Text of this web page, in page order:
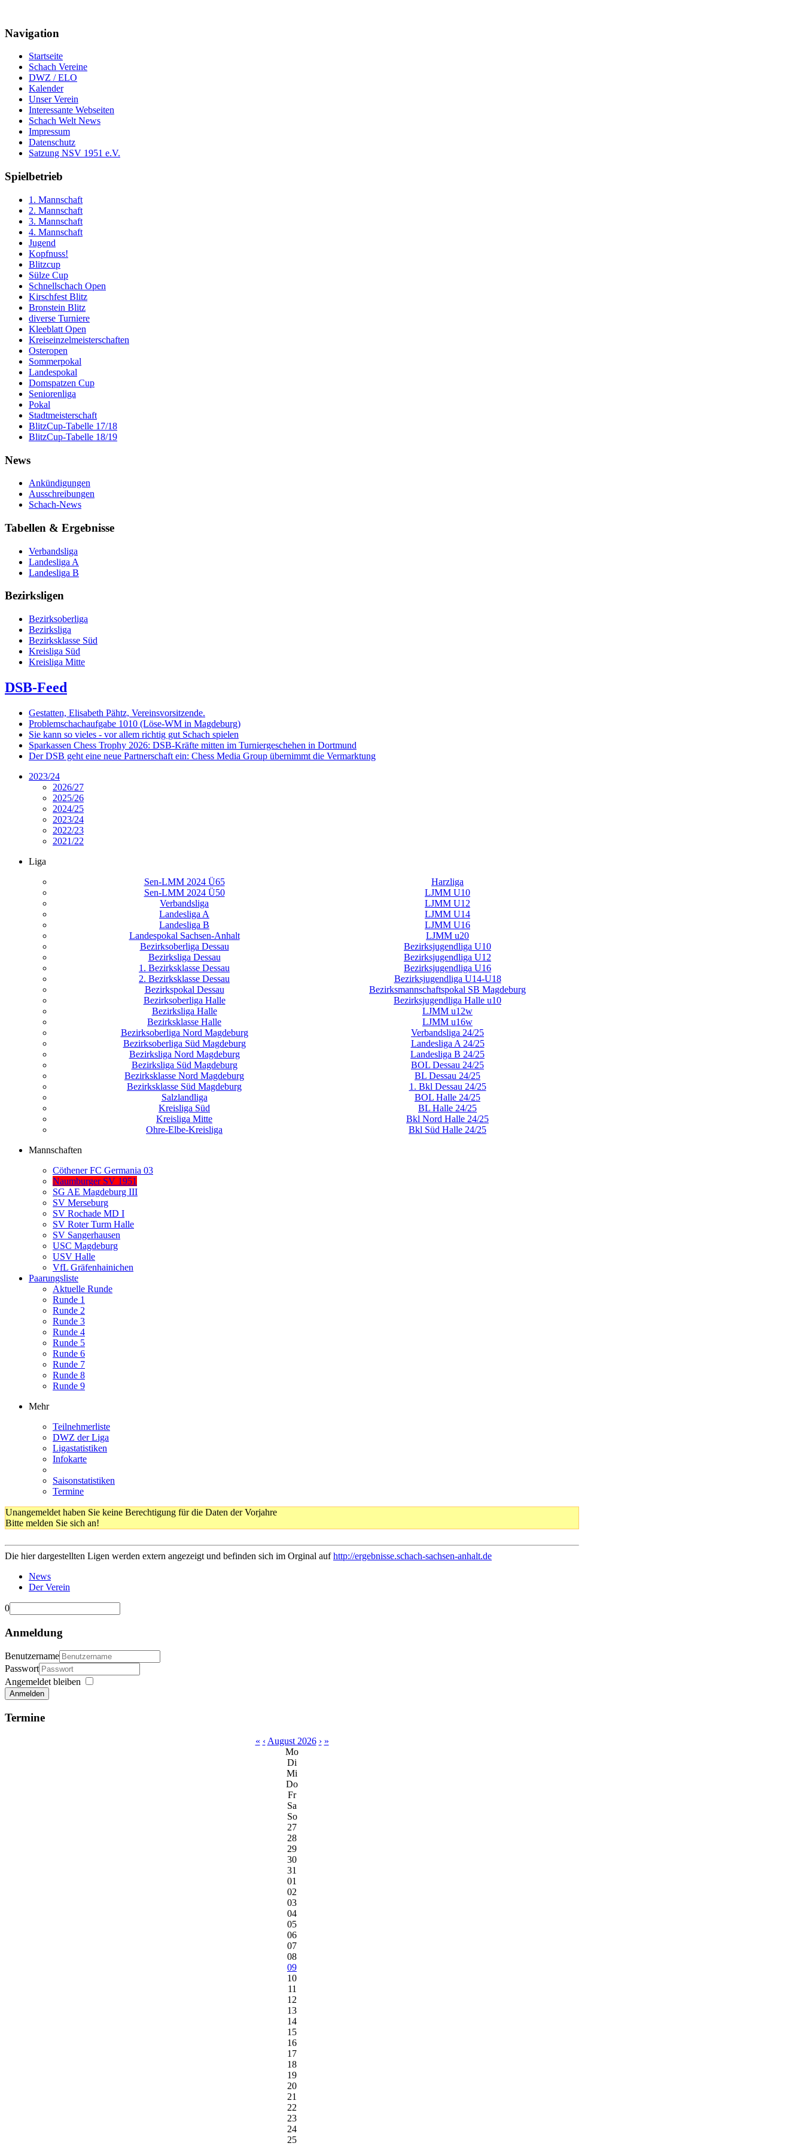
Navigation
Startseite
Schach Vereine
DWZ / ELO
Kalender
Unser Verein
Interessante Webseiten
Schach Welt News
Impressum
Datenschutz
Satzung NSV 1951 e.V.
Spielbetrieb
1. Mannschaft
2. Mannschaft
3. Mannschaft
4. Mannschaft
Jugend
Kopfnuss!
Blitzcup
Sülze Cup
Schnellschach Open
Kirschfest Blitz
Bronstein Blitz
diverse Turniere
Kleeblatt Open
Kreiseinzelmeisterschaften
Osteropen
Sommerpokal
Landespokal
Domspatzen Cup
Seniorenliga
Pokal
Stadtmeisterschaft
BlitzCup-Tabelle 17/18
BlitzCup-Tabelle 18/19
News
Ankündigungen
Ausschreibungen
Schach-News
Tabellen & Ergebnisse
Verbandsliga
Landesliga A
Landesliga B
Bezirksligen
Bezirksoberliga
Bezirksliga
Bezirksklasse Süd
Kreisliga Süd
Kreisliga Mitte
DSB-Feed
Gestatten, Elisabeth Pähtz, Vereinsvorsitzende.
Problemschachaufgabe 1010 (Löse-WM in Magdeburg)
Sie kann so vieles - vor allem richtig gut Schach spielen
Sparkassen Chess Trophy 2026: DSB-Kräfte mitten im Turniergeschehen in Dortmund
Der DSB geht eine neue Partnerschaft ein: Chess Media Group übernimmt die Vermarktung
2023/24
2026/27
2025/26
2024/25
2023/24
2022/23
2021/22
Liga
Sen-LMM 2024 Ü65
Harzliga
Sen-LMM 2024 Ü50
LJMM U10
Verbandsliga
LJMM U12
Landesliga A
LJMM U14
Landesliga B
LJMM U16
Landespokal Sachsen-Anhalt
LJMM u20
Bezirksoberliga Dessau
Bezirksjugendliga U10
Bezirksliga Dessau
Bezirksjugendliga U12
1. Bezirksklasse Dessau
Bezirksjugendliga U16
2. Bezirksklasse Dessau
Bezirksjugendliga U14-U18
Bezirkspokal Dessau
Bezirksmannschaftspokal SB Magdeburg
Bezirksoberliga Halle
Bezirksjugendliga Halle u10
Bezirksliga Halle
LJMM u12w
Bezirksklasse Halle
LJMM u16w
Bezirksoberliga Nord Magdeburg
Verbandsliga 24/25
Bezirksoberliga Süd Magdeburg
Landesliga A 24/25
Bezirksliga Nord Magdeburg
Landesliga B 24/25
Bezirksliga Süd Magdeburg
BOL Dessau 24/25
Bezirksklasse Nord Magdeburg
BL Dessau 24/25
Bezirksklasse Süd Magdeburg
1. Bkl Dessau 24/25
Salzlandliga
BOL Halle 24/25
Kreisliga Süd
BL Halle 24/25
Kreisliga Mitte
Bkl Nord Halle 24/25
Ohre-Elbe-Kreisliga
Bkl Süd Halle 24/25
Mannschaften
Cöthener FC Germania 03
Naumburger SV 1951
SG AE Magdeburg III
SV Merseburg
SV Rochade MD I
SV Roter Turm Halle
SV Sangerhausen
USC Magdeburg
USV Halle
VfL Gräfenhainichen
Paarungsliste
Aktuelle Runde
Runde 1
Runde 2
Runde 3
Runde 4
Runde 5
Runde 6
Runde 7
Runde 8
Runde 9
Mehr
Teilnehmerliste
DWZ der Liga
Ligastatistiken
Infokarte
Saisonstatistiken
Termine
Unangemeldet haben Sie keine Berechtigung für die Daten der Vorjahre
Bitte melden Sie sich an!
Die hier dargestellten Ligen werden extern angezeigt und befinden sich im Orginal aufhttp://ergebnisse.schach-sachsen-anhalt.de
News
Der Verein
0
Anmeldung
Benutzername
Passwort
Angemeldet bleiben
Anmelden
Termine
« ‹ August 2026 › »
Mo
Di
Mi
Do
Fr
Sa
So
27
28
29
30
31
01
02
03
04
05
06
07
08
09
10
11
12
13
14
15
16
17
18
19
20
21
22
23
24
25